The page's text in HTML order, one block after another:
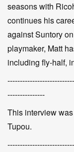
seasons with
continues his
against Suntory
playmaker, Matt
including fly-half,
---------------
This interview
Tupou.